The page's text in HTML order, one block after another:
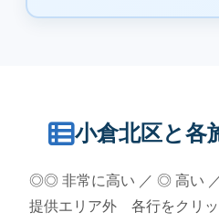
小倉北区と各
◎◎ 非常に高い ／ ◎ 高い
提供エリア外 各行をクリ